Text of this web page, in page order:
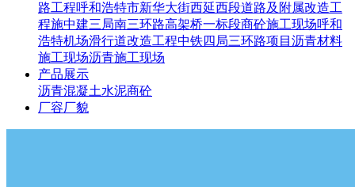
路工程呼和浩特市新华大街西延西段道路及附属改造工
程施中建三局南三环路高架桥一标段商砼施工现场呼和
浩特机场滑行道改造工程中铁四局三环路项目 沥青材料
施工现场沥青施工现场
产品展示
沥青混凝土水泥商砼
厂容厂貌